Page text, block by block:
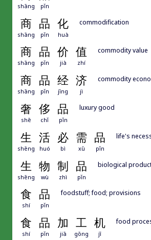
shāng pǐn
商 品 化
shāng pǐn huà
commodification
商 品 价 值
shāng pǐn jià zhí
commodity value
商 品 经 济
shāng pǐn jīng jì
commodity
奢 侈 品
shē chǐ pǐn
luxury good
生 活 必 需 品
shēng huó bì xū pǐn
life's
生 物 制 品
shēng wù zhì pǐn
biological
食 品
shí pǐn
foodstuff; food; provisions
食 品 加 工 机
shí pǐn jiā gōng jī
food